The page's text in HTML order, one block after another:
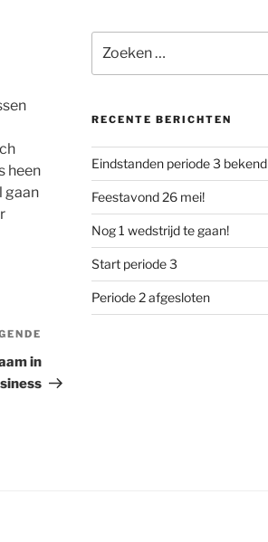
heen
gaan
bericht
in
naar:
RECENTE BERICHTEN
Eindstanden periode 3 bekend
Feestavond 26 mei!
Nog 1 wedstrijd te gaan!
Start periode 3
Periode 2 afgesloten